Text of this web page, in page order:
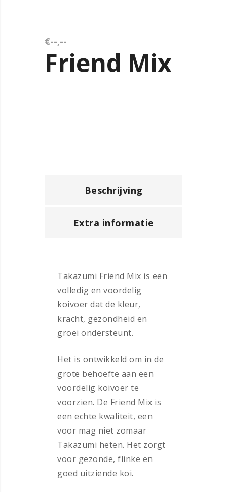
€--,--
Friend Mix
Beschrijving
Extra informatie
Takazumi Friend Mix is een
volledig en voordelig
koivoer dat de kleur,
kracht, gezondheid en
groei ondersteunt.
Het is ontwikkeld om in de
grote behoefte aan een
voordelig koivoer te
voorzien. De Friend Mix is
een echte kwaliteit, een
voor mag niet zomaar
Takazumi heten. Het zorgt
voor gezonde, flinke en
goed uitziende koi.